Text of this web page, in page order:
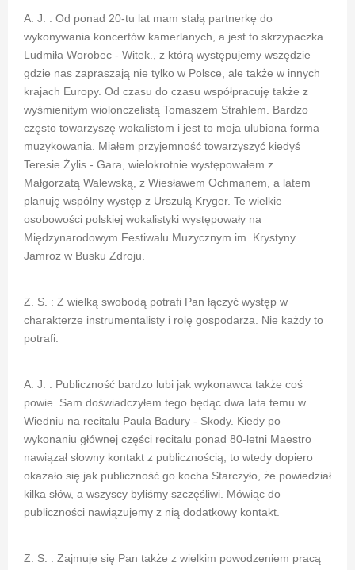
A. J. : Od ponad 20-tu lat mam stałą partnerkę do
wykonywania koncertów kamerlanych, a jest to skrzypaczka
Ludmiła Worobec - Witek., z którą występujemy wszędzie
gdzie nas zapraszają nie tylko w Polsce, ale także w innych
krajach Europy. Od czasu do czasu współpracuję także z
wyśmienitym wiolonczelistą Tomaszem Strahlem. Bardzo
często towarzyszę wokalistom i jest to moja ulubiona forma
muzykowania. Miałem przyjemność towarzyszyć kiedyś
Teresie Żylis - Gara, wielokrotnie występowałem z
Małgorzatą Walewską, z Wiesławem Ochmanem, a latem
planuję wspólny występ z Urszulą Kryger. Te wielkie
osobowości polskiej wokalistyki występowały na
Międzynarodowym Festiwalu Muzycznym im. Krystyny
Jamroz w Busku Zdroju.
Z. S. : Z wielką swobodą potrafi Pan łączyć występ w
charakterze instrumentalisty i rolę gospodarza. Nie każdy to
potrafi.
A. J. : Publiczność bardzo lubi jak wykonawca także coś
powie. Sam doświadczyłem tego będąc dwa lata temu w
Wiedniu na recitalu Paula Badury - Skody. Kiedy po
wykonaniu głównej części recitalu ponad 80-letni Maestro
nawiązał słowny kontakt z publicznością, to wtedy dopiero
okazało się jak publiczność go kocha.Starczyło, że powiedział
kilka słów, a wszyscy byliśmy szczęśliwi. Mówiąc do
publiczności nawiązujemy z nią dodatkowy kontakt.
Z. S. : Zajmuje się Pan także z wielkim powodzeniem pracą